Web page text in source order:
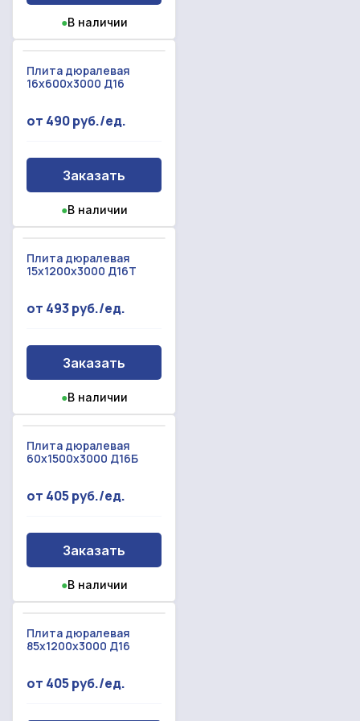
●В наличии
Плита дюралевая
16х600х3000 Д16
от 490 руб./ед.
Заказать
●В наличии
Плита дюралевая
15х1200х3000 Д16Т
от 493 руб./ед.
Заказать
●В наличии
Плита дюралевая
60х1500х3000 Д16Б
от 405 руб./ед.
Заказать
●В наличии
Плита дюралевая
85х1200х3000 Д16
от 405 руб./ед.
Прикрепить смету на расчет
Даю согласие на
Заказать звонок